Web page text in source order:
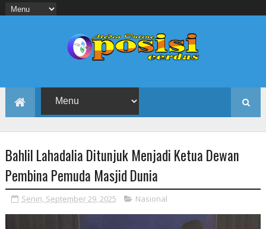
Bahlil Lahadalia Ditunjuk Menjadi Ketua Dewan
Pembina Pemuda Masjid Dunia
Senin, September 29, 2025 Nasional